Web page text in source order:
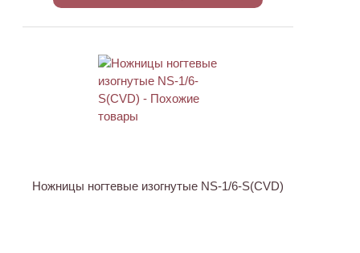
Ножницы ногтевые изогнутые NS-1/6-S(CVD)